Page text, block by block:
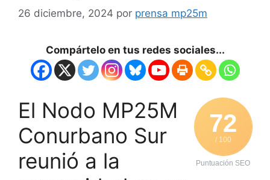
26 diciembre, 2024 por prensa mp25m
Compártelo en tus redes sociales...
72
/ 100
Puntuación SEO
El Nodo MP25M
Conurbano Sur
reunió a la